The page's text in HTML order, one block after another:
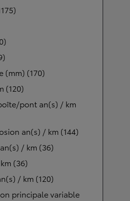
(mm) (170)
(120)
pont an(s) / km
an(s) / km (144)
/ km (36)
(36)
/ km (120)
principale variable